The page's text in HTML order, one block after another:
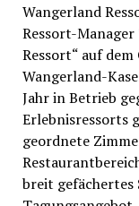
Wangerland
Ressort-Manager
Ressort“ auf
Wangerland-
Jahr in Betrieb
Erlebnisressorts
geordnete
breit